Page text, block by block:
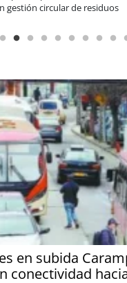
va del año
en subida
conectividad